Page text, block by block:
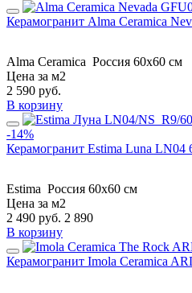
Керамогранит Alma Ceramica
Alma Ceramica Россия 60x60 см
Цена за м2
2 590 руб.
В корзину
-14%
Керамогранит Estima Luna LN04
Estima Россия 60x60 см
Цена за м2
2 490 руб. 2 890
В корзину
Керамогранит Imola Ceramica